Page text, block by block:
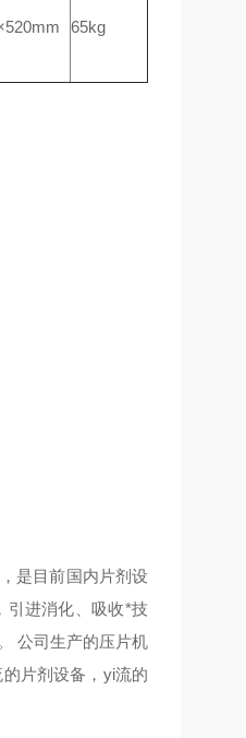
65kg
是目前国内片剂设
引进消化、吸收*技
公司生产的压片机
片剂设备，yi流的